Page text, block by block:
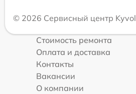
© 2026 Сервисный центр Kyvol
Стоимость ремонта
Оплата и доставка
Контакты
Вакансии
О компании